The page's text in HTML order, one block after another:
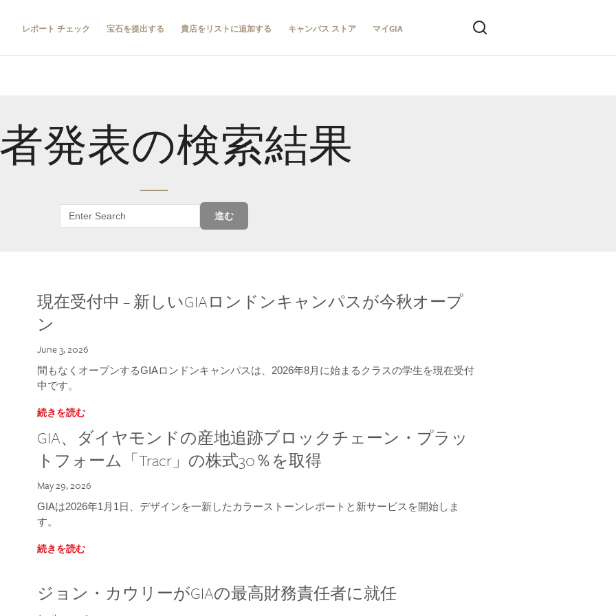
レポート チェック 宝石を提出する 貴店をリストに追加する キャンパス ストア マイGIA
発表の検索結果
進む
現在受付中 – 新しいGIAロンドンキャンパスが今秋オープ
ン
June 3, 2026
間もなくオープンするGIAロンドンキャンパスは、2026年8月に始まるクラスの学生を現在受付
中です。
続きを読む
GIA、ダイヤモンドの産地追跡ブロックチェーン・プラッ
トフォーム「Tracr」の株式30％を取得
May 29, 2026
GIAは2026年1月1日、デザインを一新したカラーストーンレポートと新サービスを開始しま
す。
続きを読む
ジョン・カウリーがGIAの最高財務責任者に就任